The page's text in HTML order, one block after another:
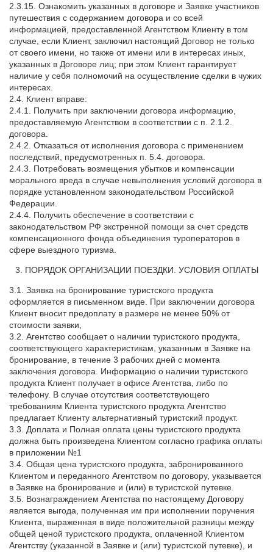
2.3.15. Ознакомить указанных в договоре и Заявке участников
путешествия с содержанием договора и со всей
информацией, предоставленной Агентством Клиенту в том
случае, если Клиент, заключил настоящий Договор не только
от своего имени, но также от имени или в интересах иных,
указанных в Договоре лиц; при этом Клиент гарантирует
наличие у себя полномочий на осуществление сделки в чужих
интересах.
2.4. Клиент вправе:
2.4.1. Получить при заключении договора информацию,
предоставляемую Агентством в соответствии с п. 2.1.2.
договора.
2.4.2. Отказаться от исполнения договора с применением
последствий, предусмотренных п. 5.4. договора.
2.4.3. Потребовать возмещения убытков и компенсации
морального вреда в случае невыполнения условий договора в
порядке установленном законодательством Российской
Федерации.
2.4.4. Получить обеспечение в соответствии с
законодательством РФ экстренной помощи за счет средств
компенсационного фонда объединения туроператоров в
сфере выездного туризма.
3. ПОРЯДОК ОРГАНИЗАЦИИ ПОЕЗДКИ. УСЛОВИЯ ОПЛАТЫ
3.1. Заявка на бронирование туристского продукта
оформляется в письменном виде. При заключении договора
Клиент вносит предоплату в размере не менее 50% от
стоимости заявки,
3.2. Агентство сообщает о наличии туристского продукта,
соответствующего характеристикам, указанным в Заявке на
бронирование, в течение 3 рабочих дней с момента
заключения договора. Информацию о наличии туристского
продукта Клиент получает в офисе Агентства, либо по
телефону. В случае отсутствия соответствующего
требованиям Клиента туристского продукта Агентство
предлагает Клиенту альтернативный туристский продукт.
3.3. Доплата и Полная оплата цены туристского продукта
должна быть произведена Клиентом согласно графика оплаты
в приложении №1
3.4. Общая цена туристского продукта, забронированного
Клиентом и переданного Агентством по договору, указывается
в Заявке на бронирование и (или) в туристской путевке.
3.5. Вознаграждением Агентства по настоящему Договору
является выгода, полученная им при исполнении поручения
Клиента, выраженная в виде положительной разницы между
общей ценой туристского продукта, оплаченной Клиентом
Агентству (указанной в Заявке и (или) туристской путевке), и